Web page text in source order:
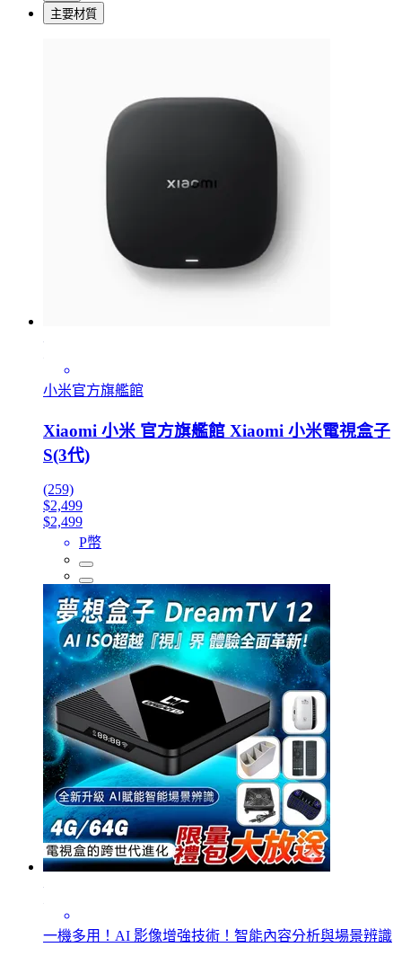
主要材質
小米官方旗艦館
Xiaomi 小米 官方旗艦館 Xiaomi 小米電視盒子
S(3代)
(259)
$2,499
$2,499
P幣
一機多用！AI 影像增強技術！智能內容分析與場景辨識